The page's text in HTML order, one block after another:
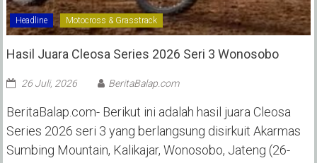
Headline Motocross & Grasstrack
Hasil Juara Cleosa Series 2026 Seri 3 Wonosobo ‎
26 Juli, 2026 BeritaBalap.com
BeritaBalap.com- Berikut ini adalah hasil juara Cleosa
Series 2026 seri 3 yang berlangsung disirkuit Akarmas
Sumbing Mountain, Kalikajar, Wonosobo, Jateng (26-